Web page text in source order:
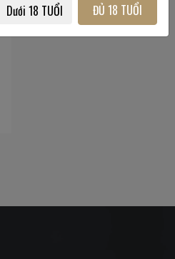
Dưới 18 TUỔI ĐỦ 18 TUỔI